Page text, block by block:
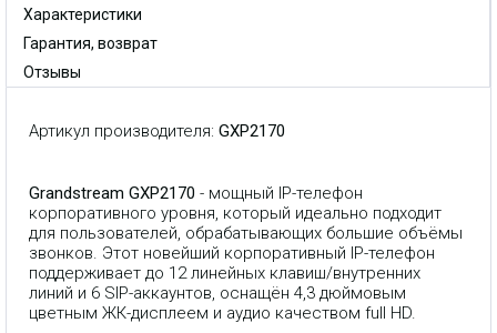
Характеристики
Гарантия, возврат
Отзывы
Артикул производителя: GXP2170
Grandstream GXP2170 - мощный IP-телефон
корпоративного уровня, который идеально подходит
для пользователей, обрабатывающих большие объёмы
звонков. Этот новейший корпоративный IP-телефон
поддерживает до 12 линейных клавиш/внутренних
линий и 6 SIP-аккаунтов, оснащён 4,3 дюймовым
цветным ЖК-дисплеем и аудио качеством full HD.